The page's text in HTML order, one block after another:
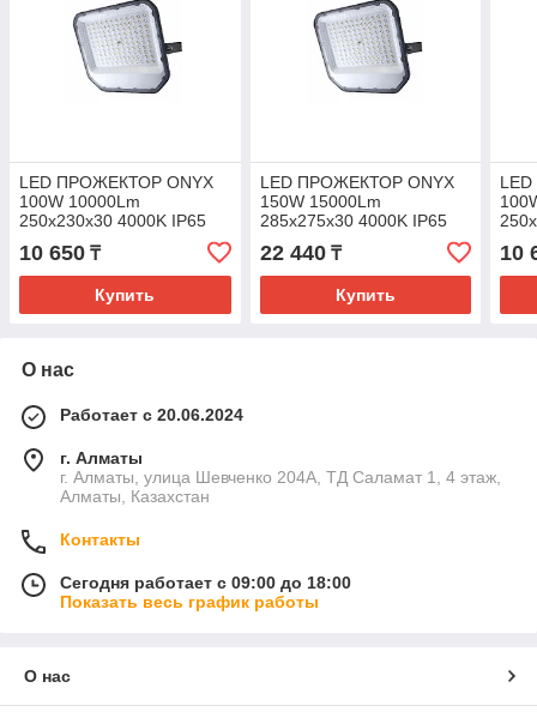
LED ПРОЖЕКТОР ONYX
100W 10000Lm
250x230x30 4000K IP65
MEGALIGHT (20)
10 650 ₸
Купить
LED ПРОЖЕКТОР ONYX
150W 15000Lm
285x275x30 4000K IP65
MEGALIGHT (10)
22 440₸
Купить
10
О нас
Работает с 20.06.2024
г. Алматы
г. Алматы, улица Шевченко 204А, ТД Саламат 1, 4 этаж,
Алматы, Казахстан
Контакты
Сегодня работает с 09:00 до 18:00
Показать весь график работы
О нас